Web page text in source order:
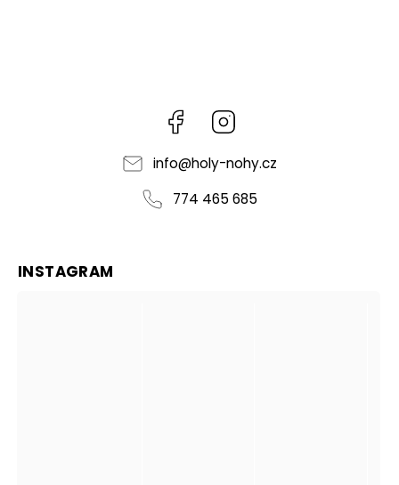
Facebook
info@holy-nohy.cz
774 465 685
INSTAGRAM